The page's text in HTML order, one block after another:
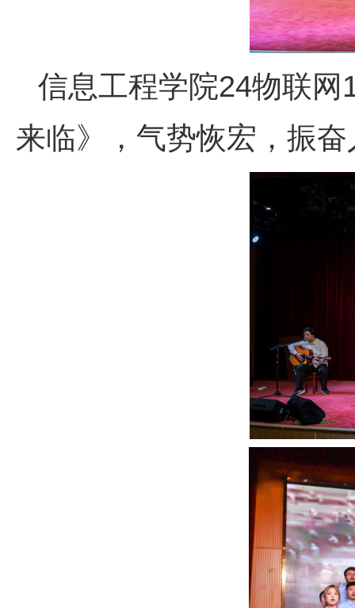
信息工程学院24物联
来临》，气势恢宏，振